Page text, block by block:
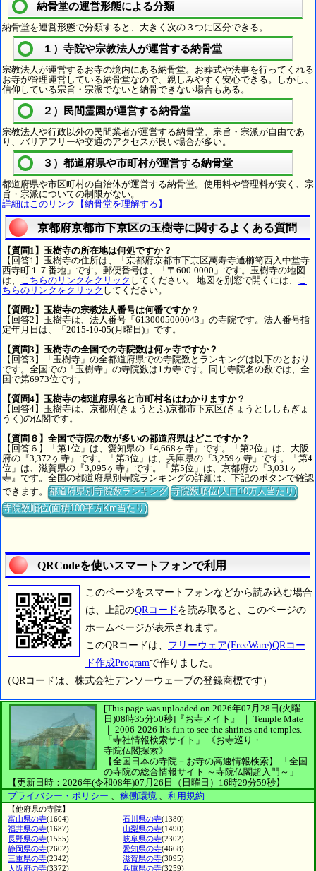
納骨堂の運営形態による分類
納骨堂を運営形態で分類すると、大きく次の３つに区分できる。
１）寺院や宗教法人が運営する納骨堂
宗教法人が運営するお寺の境内にある納骨堂。お葬式や法事を行ってくれる
お寺が管理運営している納骨堂なので、親しみやすく安心できる。しかし、
信仰している宗旨・宗派でないと納骨できない場合もある。
２）民間霊園が運営する納骨堂
宗教法人や行政以外の民間業者が運営する納骨堂。宗旨・宗派が自由であ
り、バリアフリーや交通のアクセスが良い場合が多い。
３）都道府県や市町村が運営する納骨堂
都道府県や市区町村の自治体が運営する納骨堂。使用料や管理料が安く、宗
旨・宗派についての制限がない。
詳細はこのリンク【納骨堂を理解する】
京都府京都市下京区の玉樹寺に関するよくある質問
【質問1】玉樹寺の所在地は何処ですか？
【回答1】玉樹寺の住所は、「京都府京都市下京区萬寿寺通櫛笥西入中堂寺
西寺町１７番地」です。郵便番号は、「〒600-0000」です。玉樹寺の地図
は、 こちらのリンクをクリック してください。 地図を別窓で開くには、 こ
ちらのリンクをクリック してください。
【質問2】玉樹寺の宗教法人番号は何番ですか？
【回答2】玉樹寺は、法人番号「6130005000043」の寺院です。法人番号指
定年月日は、「2015-10-05(月曜日)」です。
【質問3】玉樹寺の全国での寺院数は何ヶ寺ですか？
【回答3】「玉樹寺」の全都道府県での寺院数とランキングは以下のとおり
です。全国での「玉樹寺」の寺院数は1カ寺です。同じ寺院名の数では、全
国で第6973位です。
【質問4】玉樹寺の都道府県名と市町村名はわかりますか？
【回答4】玉樹寺は、京都府(きょうとふ)京都市下京区(きょうとししもぎょ
うく)の仏閣です。
【質問６】全国で寺院の数が多いの都道府県はどこですか？
【回答６】「第1位」は、愛知県の『4,668ヶ寺』です。「第2位」は、大阪
府の『3,372ヶ寺』です。「第3位」は、兵庫県の『3,259ヶ寺』です。「第4
位」は、滋賀県の『3,095ヶ寺』です。「第5位」は、京都府の『3,031ヶ
寺』です。全国の都道府県別寺院ランキングの詳細は、下記のボタンで確認
できます。都道府県別寺院数ランキング 寺院数順位(人口10万人当たり)
寺院数順位(面積100平方Km当たり)
QRCodeを使いスマートフォンで利用
このページをスマートフォンなどから読み込む場合
は、上記のQRコード を読み取ると、このページの
ホームページが表示されます。
このQRコードは、 フリーウェア(FreeWare)QRコー
ド作成Programで作りました。
（QRコードは、株式会社デンソーウェーブの登録商標です）
[This page was uploaded on 2026年07月28日(火曜
日)08時35分50秒] 『お寺メイト』 ｜ Temple Mate
｜ 2006-2026 It's fun to see the shrines and temples.
「寺社情報検索サイト」
《お寺巡り・
寺院仏閣探索》
【全国日本の寺院－お寺の高速情報検索】
「全国
の寺院の総合情報サイト ～寺院仏閣超入門～」
【更新日時：2026年(令和08年)07月26日（日曜日）16時29分59秒】
プライバシー・ポリシー 、 稼働環境 、 利用規約
【他府県の寺院】
富山県の寺(1604) 石川県の寺(1380)
福井県の寺(1687) 山梨県の寺(1490)
長野県の寺(1555) 岐阜県の寺(2302)
静岡県の寺(2602) 愛知県の寺(4668)
三重県の寺(2342) 滋賀県の寺(3095)
大阪府の寺(3372) 兵庫県の寺(3259)